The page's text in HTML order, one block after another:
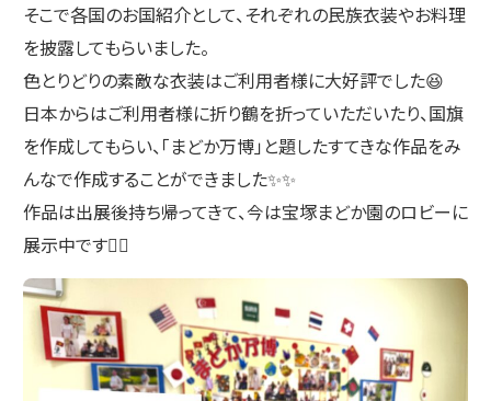
そこで各国のお国紹介として、それぞれの民族衣装やお料理
を披露してもらいました。
色とりどりの素敵な衣装はご利用者様に大好評でした😆
日本からはご利用者様に折り鶴を折っていただいたり、国旗
を作成してもらい、「まどか万博」と題したすてきな作品をみ
んなで作成することができました✨✨
作品は出展後持ち帰ってきて、今は宝塚まどか園のロビーに
展示中です☝🏻